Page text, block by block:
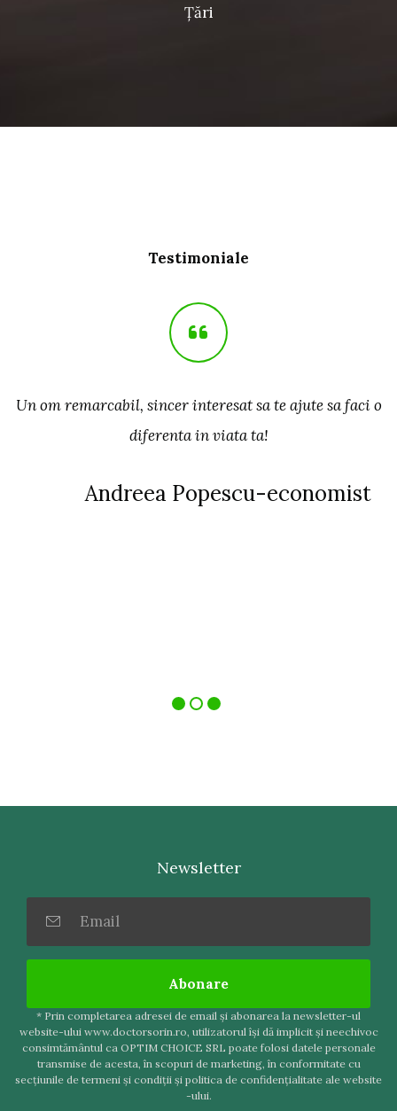
Ţări
Testimoniale
Un om remarcabil, sincer interesat sa te ajute sa faci o
diferenta in viata ta!
Andreea Popescu-economist
Newsletter
Abonare
* Prin completarea adresei de email şi abonarea la newsletter-ul
website-ului www.doctorsorin.ro, utilizatorul îşi dă implicit şi neechivoc
consimtământul ca OPTIM CHOICE SRL poate folosi datele personale
transmise de acesta, în scopuri de marketing, în conformitate cu
secţiunile de termeni şi condiţii şi politica de confidenţialitate ale website
-ului.